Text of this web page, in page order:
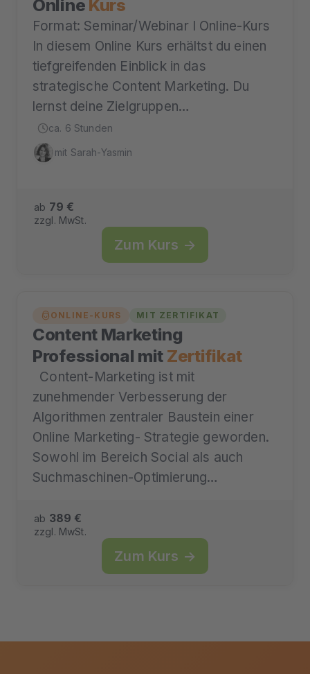
Online Kurs
Format: Seminar/Webinar I Online-Kurs
In diesem Online Kurs erhältst du einen
tiefgreifenden Einblick in das
strategische Content Marketing. Du
lernst deine Zielgruppen…
ca. 6 Stunden
mit Sarah-Yasmin
ab 79 €
zzgl. MwSt.
Zum Kurs →
ONLINE-KURS MIT ZERTIFIKAT
Content Marketing
Professional mit Zertifikat
Content-Marketing ist mit
zunehmender Verbesserung der
Algorithmen zentraler Baustein einer
Online Marketing- Strategie geworden.
Sowohl im Bereich Social als auch
Suchmaschinen-Optimierung…
ab 389 €
zzgl. MwSt.
Zum Kurs →